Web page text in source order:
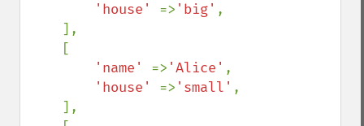
'house' => 'big' ,
'name' => 'Alice' ,
'house' => 'small' ,